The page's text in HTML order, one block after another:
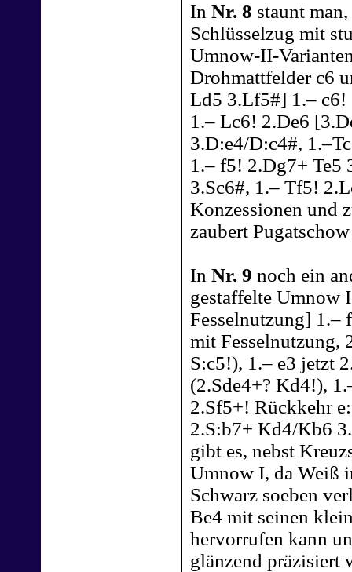
In Nr. 8 staunt
Schlüsselzug mit
Umnow-II-
Drohmattfelder c6
Ld5 3.Lf5#] 1.– c6!
1.– Lc6! 2.De6
3.D:e4/D:c4#,
1.– f5! 2.Dg7+ Te5
3.Sc6#, 1.– Tf5!
Konzessionen und
zaubert
In Nr. 9 noch ein
gestaffelte Umnow
Fesselnutzung] 1.–
mit Fesselnutzung,
S:c5!), 1.– e3 jetzt
(2.Sde4+? Kd4!),
2.Sf5+! Rückkehr
2.S:b7+ Kd4/Kb6
gibt es, nebst
Umnow I, da Weiß
Schwarz soeben
Be4 mit seinen
hervorrufen kann
glänzend präzisiert